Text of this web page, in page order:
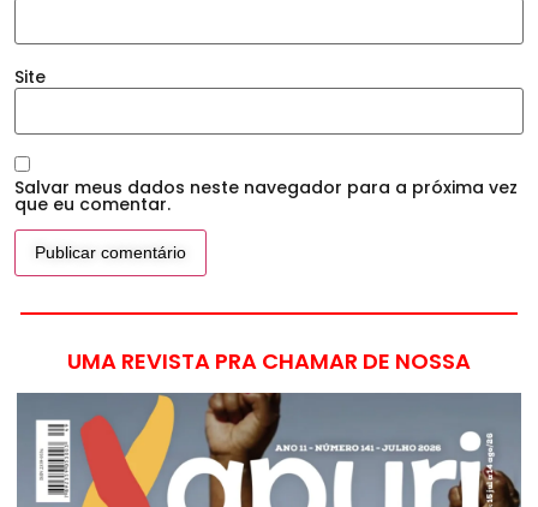
Site
Salvar meus dados neste navegador para a próxima vez
que eu comentar.
UMA REVISTA PRA CHAMAR DE NOSSA